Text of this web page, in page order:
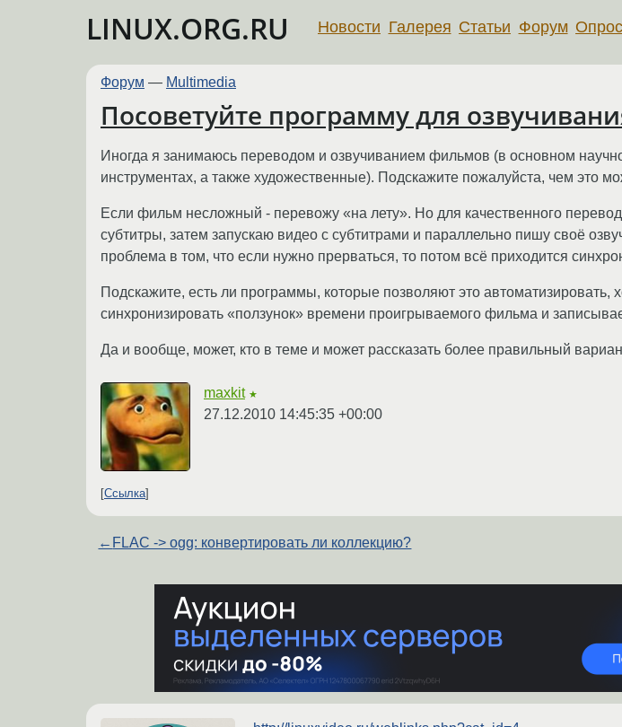
LINUX.ORG.RU Новости Галерея Статьи Форум
Форум — Multimedia
Посоветуйте программу для
Иногда я занимаюсь переводом и озвучиванием фильмов (в основном
инструментах, а также художественные). Подскажите пожалуйста, чем это
Если фильм несложный - перевожу «на лету». Но для качественного
субтитры, затем запускаю видео с субтитрами и параллельно пишу своё
проблема в том, что если нужно прерваться, то потом всё приходится
Подскажите, есть ли программы, которые позволяют это автоматизировать,
синхронизировать «ползунок» времени проигрываемого фильма и
Да и вообще, может, кто в теме и может рассказать более правильный
maxkit ★
27.12.2010 14:45:35 +00:00
Ссылка
← FLAC -> ogg: конвертировать ли коллекцию?